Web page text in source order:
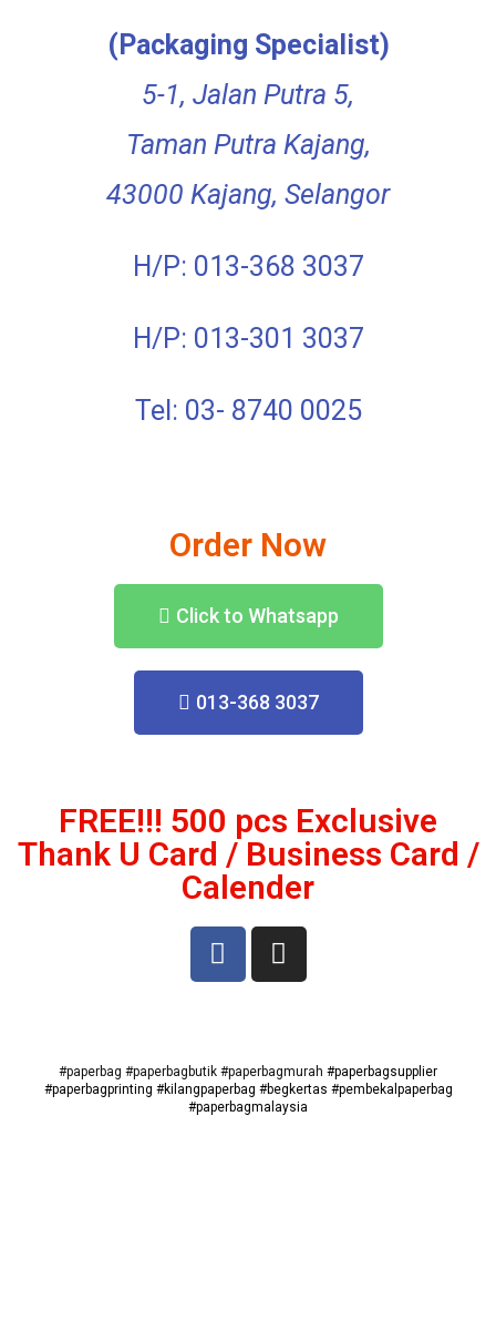
(Packaging Specialist)
5-1, Jalan Putra 5,
Taman Putra Kajang,
43000 Kajang, Selangor
H/P: 013-368 3037
H/P: 013-301 3037
Tel: 03- 8740 0025
Order Now
Click to Whatsapp
013-368 3037
FREE!!! 500 pcs Exclusive
Thank U Card / Business Card /
Calender
#paperbag #paperbagbutik #paperbagmurah #paperbagsupplier
#paperbagprinting #kilangpaperbag #begkertas #pembekalpaperbag
#paperbagmalaysia